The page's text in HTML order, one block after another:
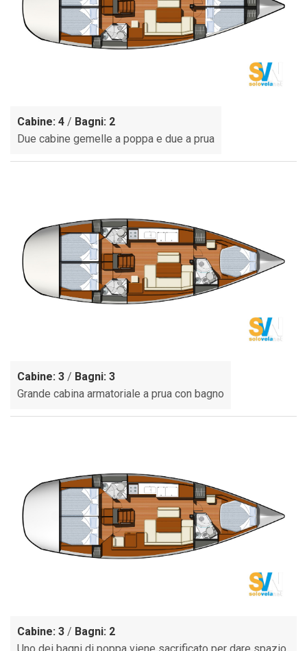
Cabine: 4 / Bagni: 2
Due cabine gemelle a poppa e due a prua
Cabine: 3 / Bagni: 3
Grande cabina armatoriale a prua con bagno
Cabine: 3 / Bagni: 2